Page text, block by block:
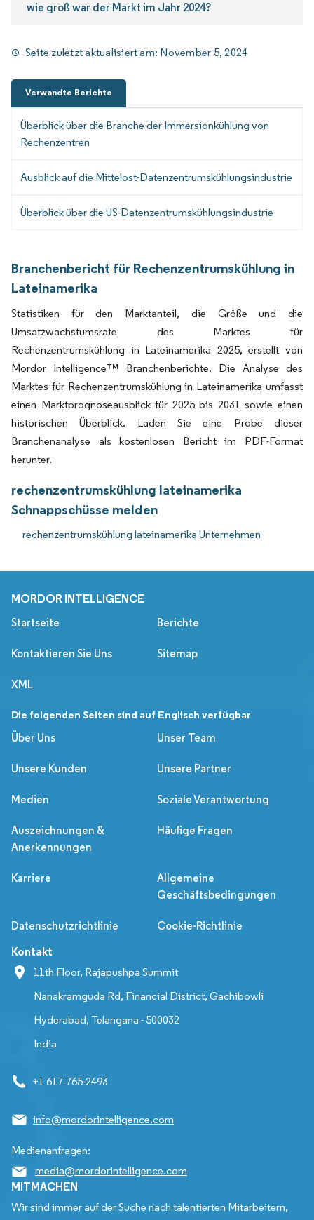
wie groß war der Markt im Jahr 2024?
Seite zuletzt aktualisiert am: November 5, 2024
Verwandte Berichte
Überblick über die Branche der Immersionkühlung von
Rechenzentren
Ausblick auf die Mittelost-Datenzentrumskühlungsindustrie
Überblick über die US-Datenzentrumskühlungsindustrie
Branchenbericht für Rechenzentrumskühlung in
Lateinamerika
Statistiken für den Marktanteil, die Größe und die
Umsatzwachstumsrate des Marktes für
Rechenzentrumskühlung in Lateinamerika 2025, erstellt von
Mordor Intelligence™ Branchenberichte. Die Analyse des
Marktes für Rechenzentrumskühlung in Lateinamerika umfasst
einen Marktprognoseausblick für 2025 bis 2031 sowie einen
historischen Überblick. Laden Sie eine Probe dieser
Branchenanalyse als kostenlosen Bericht im PDF-Format
herunter.
rechenzentrumskühlung lateinamerika
Schnappschüsse melden
rechenzentrumskühlung lateinamerika Unternehmen
MORDOR INTELLIGENCE
Startseite Berichte
Kontaktieren Sie Uns Sitemap
XML
Die folgenden Seiten sind auf Englisch verfügbar
Über Uns
Unser Team
Unsere Kunden Unsere Partner
Medien Soziale Verantwortung
Auszeichnungen &
Anerkennungen
Häufige Fragen
Karriere
Allgemeine
Geschäftsbedingungen
Datenschutzrichtlinie Cookie-Richtlinie
Kontakt
11th Floor, Rajapushpa Summit
Nanakramguda Rd, Financial District, Gachibowli
Hyderabad, Telangana - 500032
India
+1 617-765-2493
info@mordorintelligence.com
Medienanfragen:
media@mordorintelligence.com
MITMACHEN
Wir sind immer auf der Suche nach talentierten Mitarbeitern,